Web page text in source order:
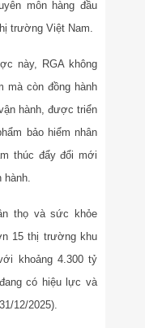
môn hàng đầu
trường Việt Nam.
này, RGA không
mà còn đồng hành
hành, được triển
bảo hiểm nhân
thúc đẩy đổi mới
hành.
thọ và sức khỏe
15 thị trường khu
khoảng 4.300 tỷ
có hiệu lực và
12/2025).